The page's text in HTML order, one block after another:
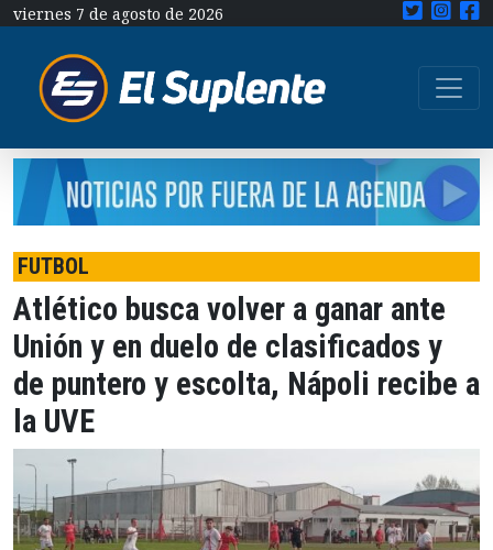
viernes 7 de agosto de 2026
FUTBOL
Atlético busca volver a ganar ante
Unión y en duelo de clasificados y
de puntero y escolta, Nápoli recibe a
la UVE